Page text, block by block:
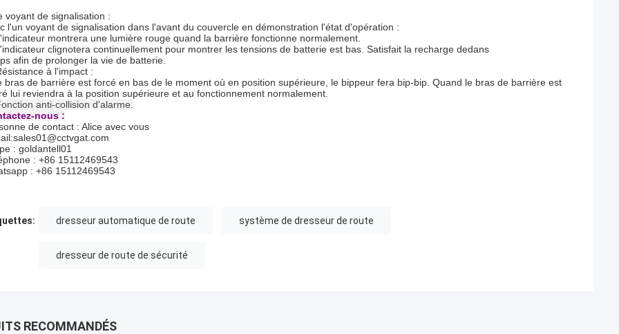
voyant de signalisation :
l'un voyant de signalisation dans l'avant du couvercle en démonstration l'état d'opération :
montrera une lumière rouge quand la barrière fonctionne normalement.
clignotera continuellement pour montrer les tensions de batterie est bas. Satisfait la recharge dedans
afin de prolonger la vie de batterie.
à l'impact :
bras de barrière est forcé en bas de le moment où en position supérieure, le bippeur fera bip-bip. Quand le bras de barrière est
lui reviendra à la position supérieure et au fonctionnement normalement.
anti-collision d'alarme.
nous :
de contact : Alice avec vous
: goldantell01
: +86 15112469543
: +86 15112469543
dresseur automatique de route système de dresseur de route
dresseur de route de sécurité
RECOMMANDÉS